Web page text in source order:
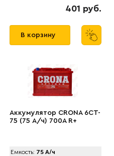
401 руб.
В корзину
Аккумулятор CRONA 6CT-
75 (75 А/ч) 700A R+
Емкость: 75 А/ч